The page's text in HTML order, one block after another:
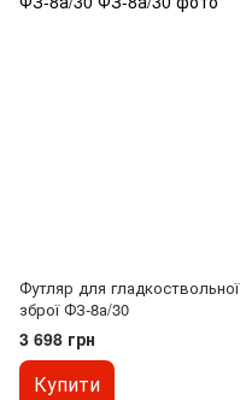
Футляр для гладкоствольної
зброї ФЗ-8а/30
3 698 грн
Купити